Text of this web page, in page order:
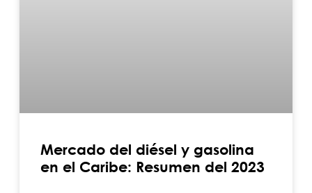
Mercado del diésel y gasolina
en el Caribe: Resumen del 2023